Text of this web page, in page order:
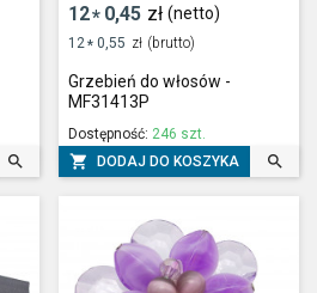

12* 0,45 zł (netto)
12 * 0,55 zł (brutto)
Grzebień do włosów -
MF31413P
Dostępność: 246 szt.
 DODAJ DO KOSZYKA 